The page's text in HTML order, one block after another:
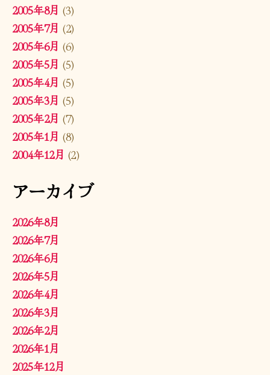
2005年8月 (3)
2005年7月 (2)
2005年6月 (6)
2005年5月 (5)
2005年4月 (5)
2005年3月 (5)
2005年2月 (7)
2005年1月 (8)
2004年12月 (2)
アーカイブ
2026年8月
2026年7月
2026年6月
2026年5月
2026年4月
2026年3月
2026年2月
2026年1月
2025年12月